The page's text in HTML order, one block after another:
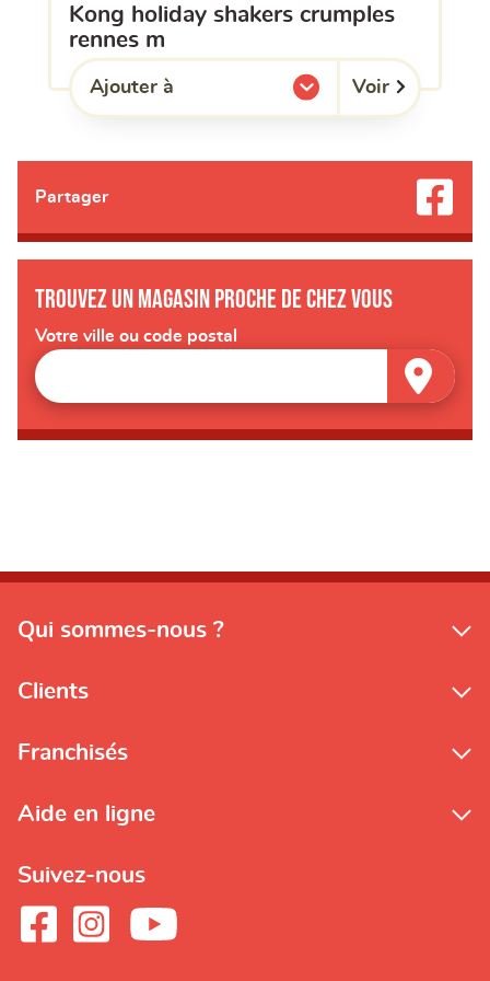
kong holiday shakers crumples
rennes m
Ajouter à
l'une de mes listes. Voir
Partager
Trouvez un magasin proche de chez vous
Votre ville ou code postal
Qui sommes-nous ?
Clients
Franchisés
Aide en ligne
Suivez-nous